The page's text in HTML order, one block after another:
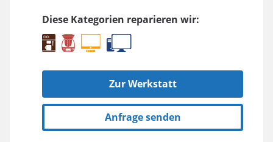
Diese Kategorien reparieren wir:
Zur Werkstatt
Anfrage senden